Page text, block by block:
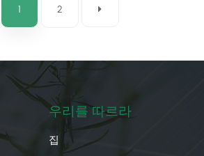
1 2
우리를 따르라
집